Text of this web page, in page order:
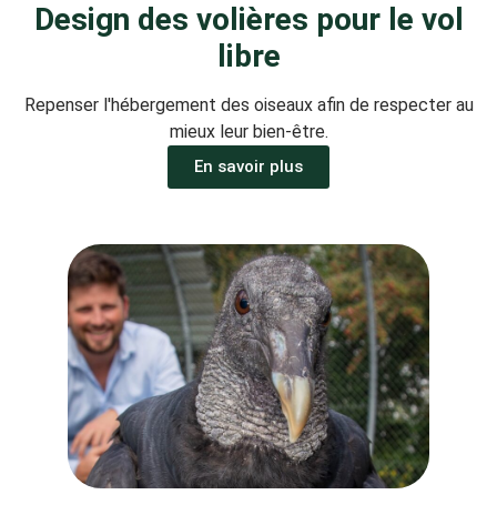
Design des volières pour le vol
libre
Repenser l'hébergement des oiseaux afin de respecter au
mieux leur bien-être.
En savoir plus